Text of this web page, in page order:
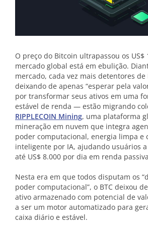
O preço do Bitcoin ultrapassou os US$
mercado global está em ebulição.
mercado, cada vez mais detentores de
deixando de apenas “esperar pela
por transformar seus ativos em uma
estável de renda — estão migrando
RIPPLECOIN Mining, uma plataforma
mineração em nuvem que integra
poder computacional, energia limpa e
inteligente por IA, ajudando usuários
até US$ 8.000 por dia em renda
Nesta era em que todos disputam os
poder computacional”, o BTC deixou
ativo armazenado com potencial de
a ser um motor automatizado para
caixa diário e estável.